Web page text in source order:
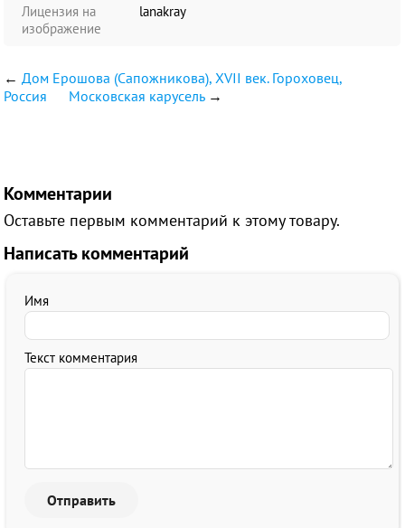
Лицензия на
изображение
lanakray
←Дом Ерошова (Сапожникова), XVII век. Гороховец,
Россия
Московская карусель→
Комментарии
Оставьте первым комментарий к этому товару.
Написать комментарий
Имя
Текст комментария